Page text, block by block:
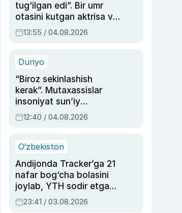
tug‘ilgan edi”. Bir umr
otasini kutgan aktrisa va
dublyaj ustasi Rimma
Ahmedovaning
13:55 / 04.08.2026
Dunyo
“Biroz sekinlashish
kerak”. Mutaxassislar
insoniyat sun’iy
intellektni boshqara
olmay qolishidan xavotir
12:40 / 04.08.2026
O‘zbekiston
Andijonda Tracker’ga 21
nafar bog‘cha bolasini
joylab, YTH sodir etgan
ayolga sud hukmi o‘qildi
23:41 / 03.08.2026